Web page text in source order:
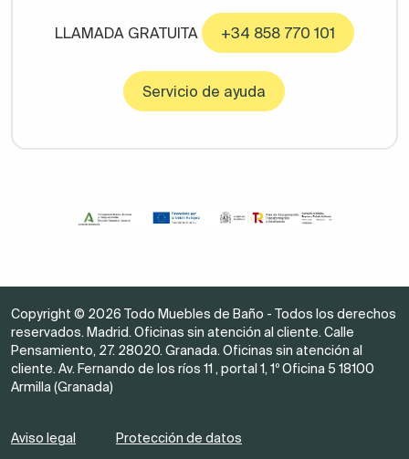
LLAMADA GRATUITA +34 858 770 101
Servicio de ayuda
Copyright © 2026 Todo Muebles de Baño - Todos los derechos
reservados. Madrid. Oficinas sin atención al cliente. Calle
Pensamiento, 27. 28020. Granada. Oficinas sin atención al
cliente. Av. Fernando de los ríos 11 , portal 1, 1º Oficina 5 18100
Armilla (Granada)
Aviso legal
Protección de datos